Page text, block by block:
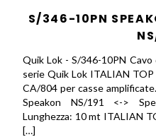
S/346-10PN
Quik Lok - S/346-10PN
serie Quik Lok ITALIAN
CA/804 per casse
Speakon NS/191 <->
Lunghezza: 10 mt ITALIAN
[…]